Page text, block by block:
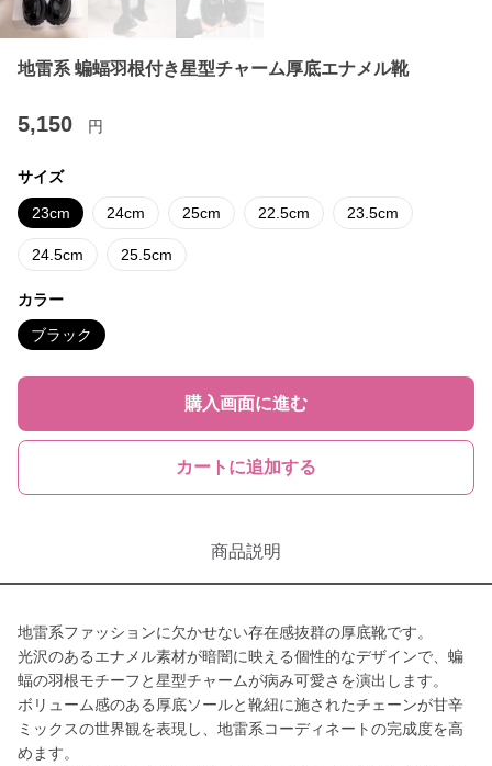
地雷系 蝙蝠羽根付き星型チャーム厚底エナメル靴
5,150 円
サイズ
23cm 24cm 25cm 22.5cm 23.5cm
24.5cm 25.5cm
カラー
ブラック
購入画面に進む
カートに追加する
商品説明
地雷系ファッションに欠かせない存在感抜群の厚底靴です。
光沢のあるエナメル素材が暗闇に映える個性的なデザインで、蝙
蝠の羽根モチーフと星型チャームが病み可愛さを演出します。
ボリューム感のある厚底ソールと靴紐に施されたチェーンが甘辛
ミックスの世界観を表現し、地雷系コーディネートの完成度を高
めます。